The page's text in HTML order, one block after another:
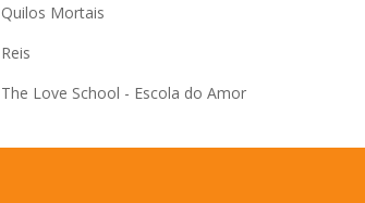
Quilos Mortais
Reis
The Love School - Escola do Amor